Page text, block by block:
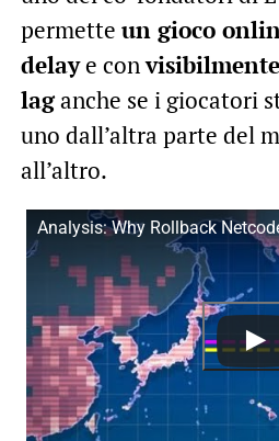
permette un gioco
delaye con
laganche se i giocatori
uno dall’altra parte del
all’altro.
Analysis: Why Rollback